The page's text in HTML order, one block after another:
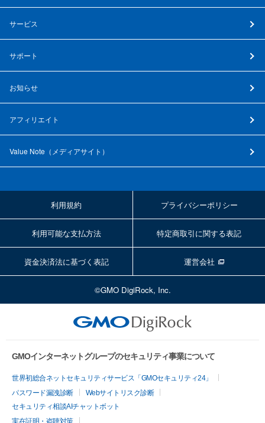
サービス
サポート
お知らせ
アフィリエイト
Value Note（ メディアサイト ）
利用規約 プライバシーポリシー
利用可能な支払方法 特定商取引に関する表記
資金決済法に基づく表記 運営会社
©GMO DigiRock, Inc.
GMOインターネットグループのセキュリティ事業について
世界初総合ネットセキュリティサービス「GMOセキュリティ24」
パスワード漏洩診断
Webサイトリスク診断
セキュリティ相談AIチャットボット
実在証明・盗聴対策